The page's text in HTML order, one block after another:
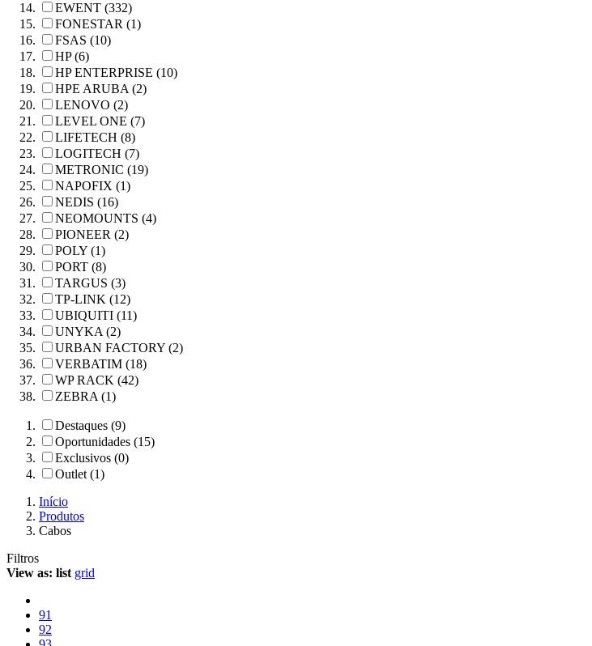
EWENT (332)
FONESTAR (1)
FSAS (10)
HP (6)
HP ENTERPRISE (10)
HPE ARUBA (2)
LENOVO (2)
LEVEL ONE (7)
LIFETECH (8)
LOGITECH (7)
METRONIC (19)
NAPOFIX (1)
NEDIS (16)
NEOMOUNTS (4)
PIONEER (2)
POLY (1)
PORT (8)
TARGUS (3)
TP-LINK (12)
UBIQUITI (11)
UNYKA (2)
URBAN FACTORY (2)
VERBATIM (18)
WP RACK (42)
ZEBRA (1)
Destaques (9)
Oportunidades (15)
Exclusivos (0)
Outlet (1)
Início
Produtos
Cabos
Filtros
View as: list grid
91
92